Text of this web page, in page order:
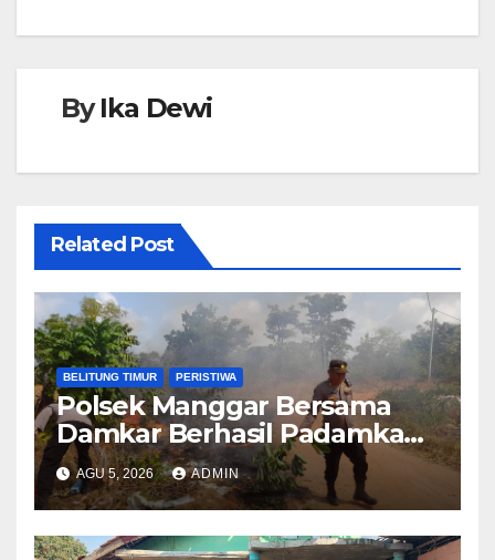
ByIka Dewi
Related Post
BELITUNG TIMUR PERISTIWA
Polsek Manggar Bersama
Damkar Berhasil Padamkan
Kebakaran Lahan di Desa
Sukamandi
AGU 5, 2026 ADMIN